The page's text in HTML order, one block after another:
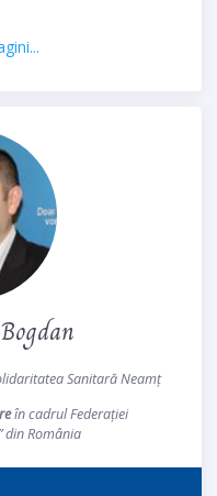
Sanitară Neamț
în cadrul Federației
din România